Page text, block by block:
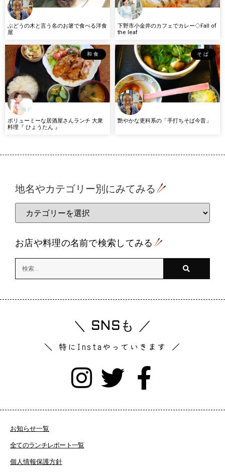
ぶどうの木と言う名のお箸で食べる洋食
屋
下野市小金井のカフェでカレー◇Fall of
the leaf
和食
ボリューミーな居酒屋さんランチ 大衆
料理『 ひょうたん 』
そば
艶やかな更科系の「手打ちそば今昔」
地名やカテゴリー別にみてみる
お店や料理の名前で検索してみる
＼ SNSも ／
＼ 特にInstaやっていきます ／
お知らせ一覧
全てのランチレポート一覧
個人情報保護方針